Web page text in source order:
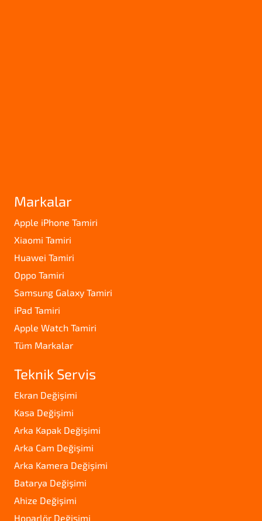
Markalar
Apple iPhone Tamiri
Xiaomi Tamiri
Huawei Tamiri
Oppo Tamiri
Samsung Galaxy Tamiri
iPad Tamiri
Apple Watch Tamiri
Tüm Markalar
Teknik Servis
Ekran Değişimi
Kasa Değişimi
Arka Kapak Değişimi
Arka Cam Değişimi
Arka Kamera Değişimi
Batarya Değişimi
Ahize Değişimi
Hoparlör Değişimi